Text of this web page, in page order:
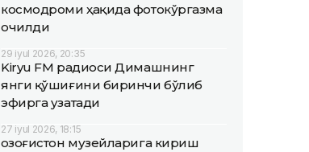
космодроми ҳақида фотокўргазма
очилди
29 iyul 2026, 20:35
Kiryu FM радиоси Димашнинг
янги қўшиғини биринчи бўлиб
эфирга узатади
27 iyul 2026, 18:15
Қозоғистон музейларига кириш